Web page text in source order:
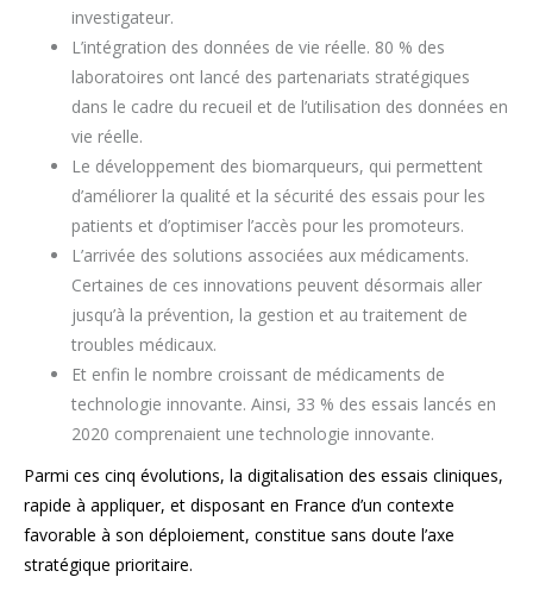
investigateur.
L’intégration des données de vie réelle. 80 % des
laboratoires ont lancé des partenariats stratégiques
dans le cadre du recueil et de l’utilisation des données en
vie réelle.
Le développement des biomarqueurs, qui permettent
d’améliorer la qualité et la sécurité des essais pour les
patients et d’optimiser l’accès pour les promoteurs.
L’arrivée des solutions associées aux médicaments.
Certaines de ces innovations peuvent désormais aller
jusqu’à la prévention, la gestion et au traitement de
troubles médicaux.
Et enfin le nombre croissant de médicaments de
technologie innovante. Ainsi, 33 % des essais lancés en
2020 comprenaient une technologie innovante.
Parmi ces cinq évolutions, la digitalisation des essais cliniques,
rapide à appliquer, et disposant en France d’un contexte
favorable à son déploiement, constitue sans doute l’axe
stratégique prioritaire.